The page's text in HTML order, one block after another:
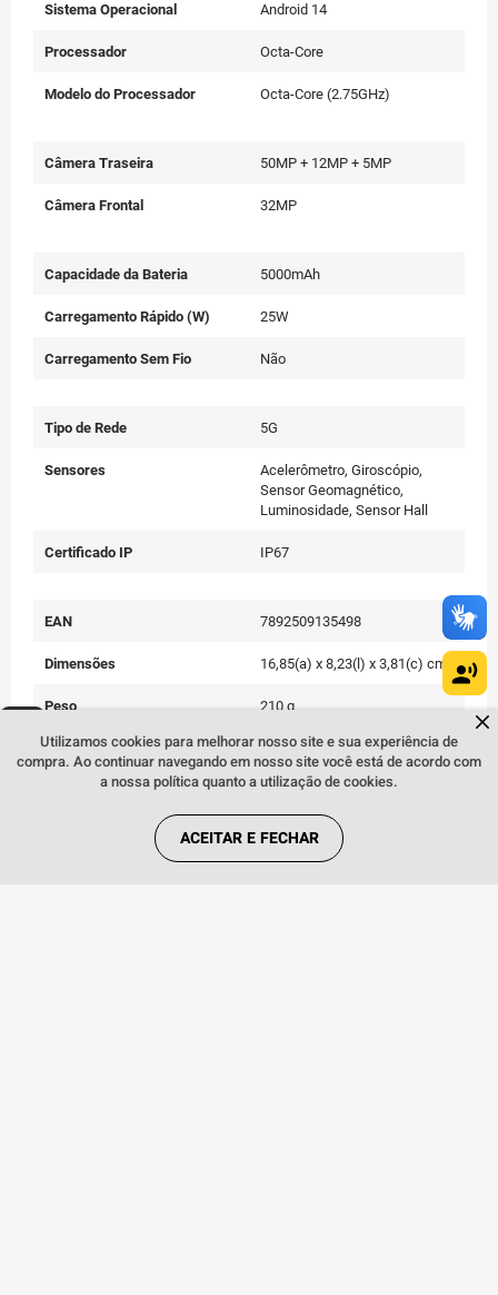
Fale comigo
clicando aqui
Sistema Operacional Android 14
Processador Octa-Core
Modelo do Processador Octa-Core (2.75GHz)
Câmera Traseira 50MP + 12MP + 5MP
Câmera Frontal 32MP
Capacidade da Bateria 5000mAh
Carregamento Rápido (W) 25W
Carregamento Sem Fio Não
Tipo de Rede 5G
Sensores
Acelerômetro, Giroscópio,
Sensor Geomagnético,
Luminosidade, Sensor Hall
Certificado IP IP67
EAN 7892509135498
Dimensões 16,85(a) x 8,23(l) x 3,81(c) cm
Peso 210 g
Cor Rosa
Conteúdo da Embalagem
Aparelho celular, carregador,
cabo USB, Extrator de Chip e
manual do usuário
Utilizamos cookies para melhorar nosso site e sua experiência de
compra. Ao continuar navegando em nosso site você está de acordo com
a nossa política quanto a utilização de cookies.
ACEITAR E FECHAR